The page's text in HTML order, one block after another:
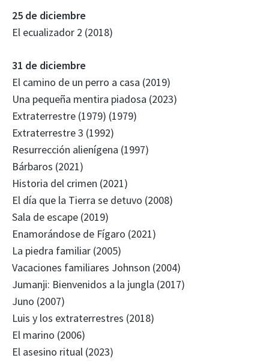
25 de diciembre
El ecualizador 2 (2018)
31 de diciembre
El camino de un perro a casa (2019)
Una pequeña mentira piadosa (2023)
Extraterrestre (1979) (1979)
Extraterrestre 3 (1992)
Resurrección alienígena (1997)
Bárbaros (2021)
Historia del crimen (2021)
El día que la Tierra se detuvo (2008)
Sala de escape (2019)
Enamorándose de Fígaro (2021)
La piedra familiar (2005)
Vacaciones familiares Johnson (2004)
Jumanji: Bienvenidos a la jungla (2017)
Juno (2007)
Luis y los extraterrestres (2018)
El marino (2006)
El asesino ritual (2023)